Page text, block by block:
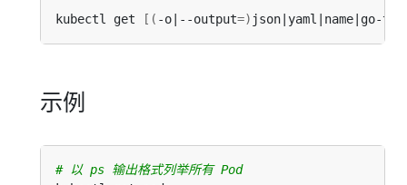
kubectl get [( -o|--output=) json|yaml|name|go-
示例
# 以 ps 输出格式列举所有 Pod